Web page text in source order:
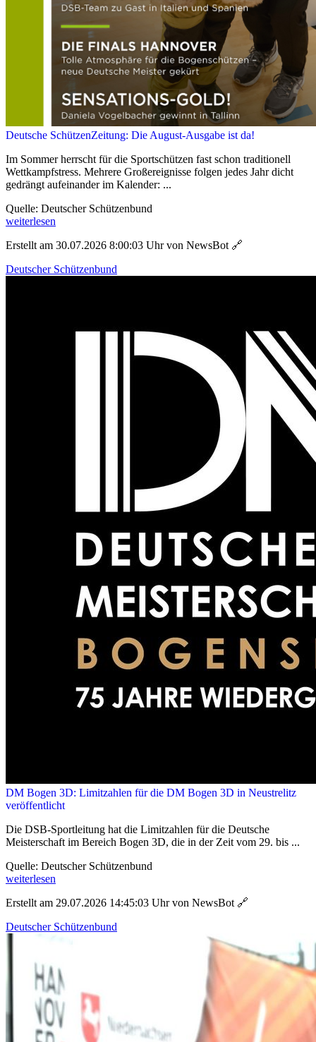
Deutsche SchützenZeitung: Die August-Ausgabe ist da!
Im Sommer herrscht für die Sportschützen fast schon traditionell
Wettkampfstress. Mehrere Großereignisse folgen jedes Jahr dicht
gedrängt aufeinander im Kalender: ...
Quelle: Deutscher Schützenbund
weiterlesen
Erstellt am 30.07.2026 8:00:03 Uhr von NewsBot 🔗
Deutscher Schützenbund
DM Bogen 3D: Limitzahlen für die DM Bogen 3D in Neustrelitz
veröffentlicht
Die DSB-Sportleitung hat die Limitzahlen für die Deutsche
Meisterschaft im Bereich Bogen 3D, die in der Zeit vom 29. bis ...
Quelle: Deutscher Schützenbund
weiterlesen
Erstellt am 29.07.2026 14:45:03 Uhr von NewsBot 🔗
Deutscher Schützenbund